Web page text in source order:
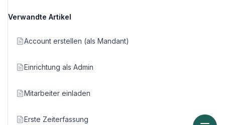
Verwandte Artikel
Account erstellen (als Mandant)
Einrichtung als Admin
Mitarbeiter einladen
Erste Zeiterfassung